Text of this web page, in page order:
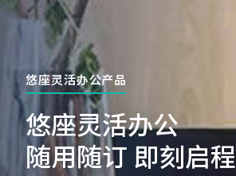
悠座灵活办公产品
悠座灵活办公
随用随订 即刻启程